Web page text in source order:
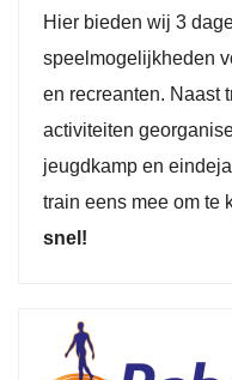
Hier bieden wij 3
speelmogelijkheden
en recreanten. Naast
activiteiten
jeugdkamp en
train eens mee om te
snel!